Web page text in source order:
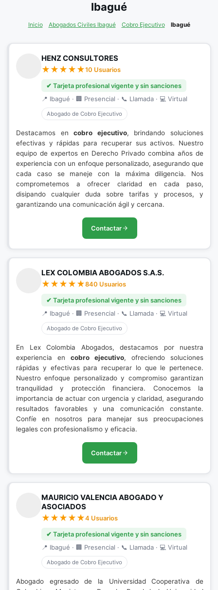
Ibagué
Inicio Abogados Civiles Ibagué Cobro Ejecutivo Ibagué
HENZ CONSULTORES
10 Usuarios
✔ Tarjeta profesional vigente y sin sanciones
📍 Ibagué · 🏢 Presencial · 📞 Llamada · 💻 Virtual
Abogado de Cobro Ejecutivo
Destacamos encobro ejecutivo, brindando soluciones
efectivas y rápidas para recuperar sus activos. Nuestro
equipo de expertos en Derecho Privado combina años de
experiencia con un enfoque personalizado, asegurando que
cada caso se maneje con la máxima diligencia. Nos
comprometemos a ofrecer claridad en cada paso,
disipando cualquier duda sobre tarifas y procesos, y
garantizando una comunicación ágil y cercana.
Contactar
LEX COLOMBIA ABOGADOS S.A.S.
840 Usuarios
✔ Tarjeta profesional vigente y sin sanciones
📍 Ibagué · 🏢 Presencial · 📞 Llamada · 💻 Virtual
Abogado de Cobro Ejecutivo
En Lex Colombia Abogados, destacamos por nuestra
experiencia en cobro ejecutivo, ofreciendo soluciones
rápidas y efectivas para recuperar lo que le pertenece.
Nuestro enfoque personalizado y compromiso garantizan
tranquilidad y protección financiera. Conocemos la
importancia de actuar con urgencia y claridad, asegurando
resultados favorables y una comunicación constante.
Confíe en nosotros para manejar sus preocupaciones
legales con profesionalismo y eficacia.
Contactar
MAURICIO VALENCIA ABOGADO Y
ASOCIADOS
4 Usuarios
✔ Tarjeta profesional vigente y sin sanciones
📍 Ibagué · 🏢 Presencial · 📞 Llamada · 💻 Virtual
Abogado de Cobro Ejecutivo
Abogado egresado de la Universidad Cooperativa de